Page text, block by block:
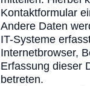
Kontaktformular
Andere Daten
IT-Systeme
Internetbrowser,
Erfassung dieser
betreten.